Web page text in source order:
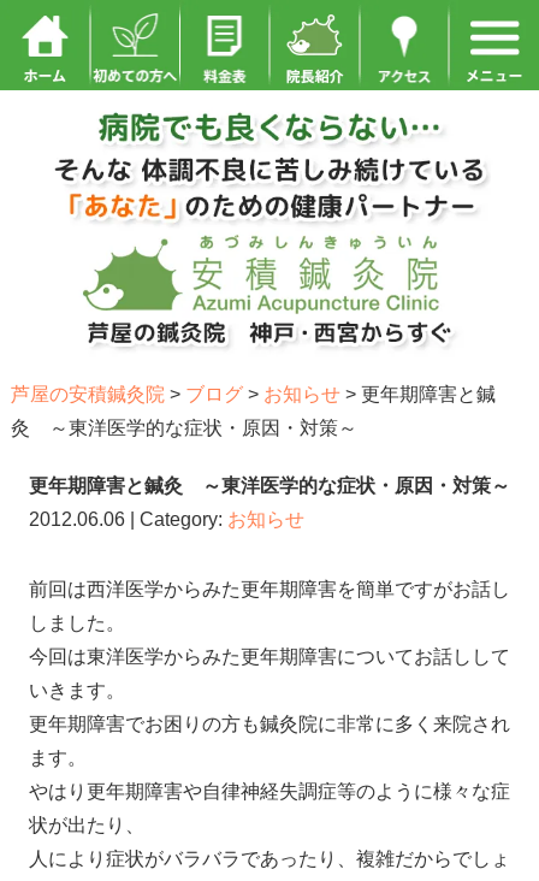
芦屋の安積鍼灸院 > ブログ> お知らせ> 更年期障害と鍼
灸 ～東洋医学的な症状・原因・対策～
更年期障害と鍼灸 ～東洋医学的な症状・原因・対策～
2012.06.06 | Category: お知らせ
前回は西洋医学からみた更年期障害を簡単ですがお話し
しました。
今回は東洋医学からみた更年期障害についてお話しして
いきます。
更年期障害でお困りの方も鍼灸院に非常に多く来院され
ます。
やはり更年期障害や自律神経失調症等のように様々な症
状が出たり、
人により症状がバラバラであったり、複雑だからでしょ